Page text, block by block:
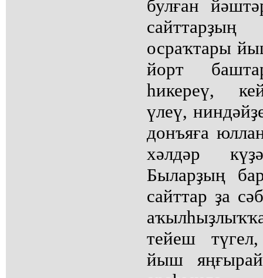
булған
сайттарҙың
осраҡтары
йорт
һикереү,
үлеү,
донъяға
хәлдәр
Быларҙың
сайттар ҙа
тейеш
йыш яңғырай